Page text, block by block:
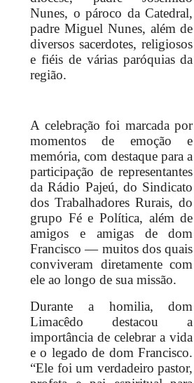
Nunes, o pároco da Catedral,
padre Miguel Nunes, além de
diversos sacerdotes, religiosos
e fiéis de várias paróquias da
região.
A celebração foi marcada por
momentos de emoção e
memória, com destaque para a
participação de representantes
da Rádio Pajeú, do Sindicato
dos Trabalhadores Rurais, do
grupo Fé e Política, além de
amigos e amigas de dom
Francisco — muitos dos quais
conviveram diretamente com
ele ao longo de sua missão.
Durante a homilia, dom
Limacêdo destacou a
importância de celebrar a vida
e o legado de dom Francisco.
“Ele foi um verdadeiro pastor,